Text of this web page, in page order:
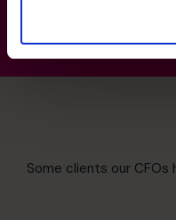
Some clients our CFOs